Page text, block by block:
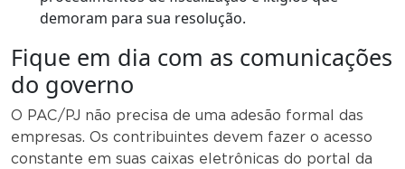
demoram para sua resolução.
Fique em dia com as comunicações
do governo
O PAC/PJ não precisa de uma adesão formal das
empresas. Os contribuintes devem fazer o acesso
constante em suas caixas eletrônicas do portal da